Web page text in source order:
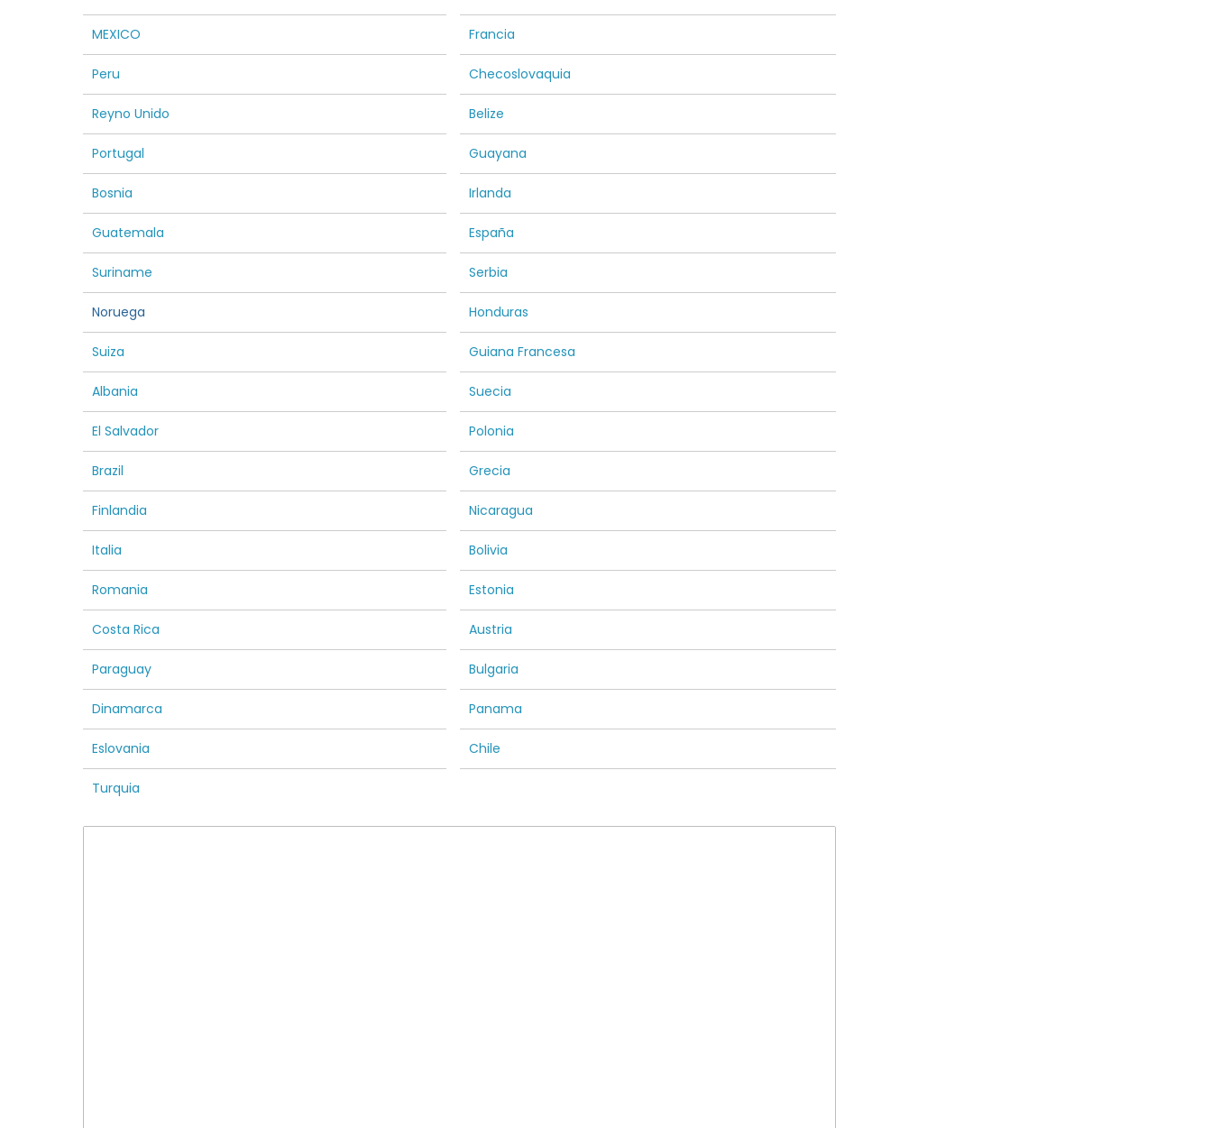
MEXICO Francia
Peru Checoslovaquia
Reyno Unido Belize
Portugal Guayana
Bosnia Irlanda
Guatemala España
Suriname Serbia
Noruega Honduras
Suiza Guiana Francesa
Albania Suecia
El Salvador Polonia
Brazil Grecia
Finlandia Nicaragua
Italia Bolivia
Romania Estonia
Costa Rica Austria
Paraguay Bulgaria
Dinamarca Panama
Eslovania Chile
Turquia